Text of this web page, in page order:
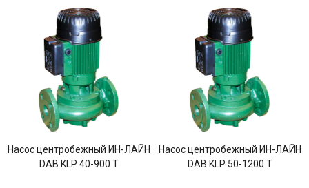
Насос центробежный ИН-ЛАЙН
DAB KLP 40-900 T
Насос центробежный ИН-ЛАЙН
DAB KLP 50-1200 T